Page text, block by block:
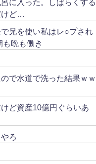
に入った。しばらくする
ど…
兄を使い私はレ○プされ
晩も働き
で水道で洗った結果ｗｗ
ど資産10億円ぐらいあ
ろ